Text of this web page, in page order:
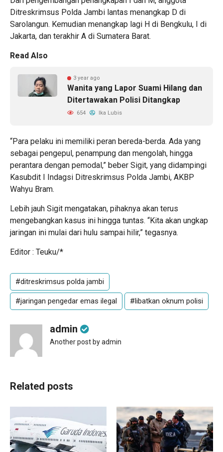
Ditreskrimsus Polda Jambi lantas menangkap D di
Sarolangun. Kemudian menangkap lagi H di Bengkulu, I di
Jakarta, dan terakhir A di Sumatera Barat.
Read Also
3 year ago
Wanita yang Lapor Suami Hilang dan
Ditertawakan Polisi Ditangkap
654 Ika Lubis
“Para pelaku ini memiliki peran bereda-berda. Ada yang
sebagai pengepul, penampung dan mengolah, hingga
perantara dengan pemodal,” beber Sigit, yang didampingi
Kasubdit I Indagsi Ditreskrimsus Polda Jambi, AKBP
Wahyu Bram.
Lebih jauh Sigit mengatakan, pihaknya akan terus
mengebangkan kasus ini hingga tuntas. “Kita akan ungkap
jaringan ini mulai dari hulu sampai hilir,” tegasnya.
Editor : Teuku/*
#ditreskrimsus polda jambi
#jaringan pengedar emas ilegal #libatkan oknum polisi
admin
Another post by admin
Related posts